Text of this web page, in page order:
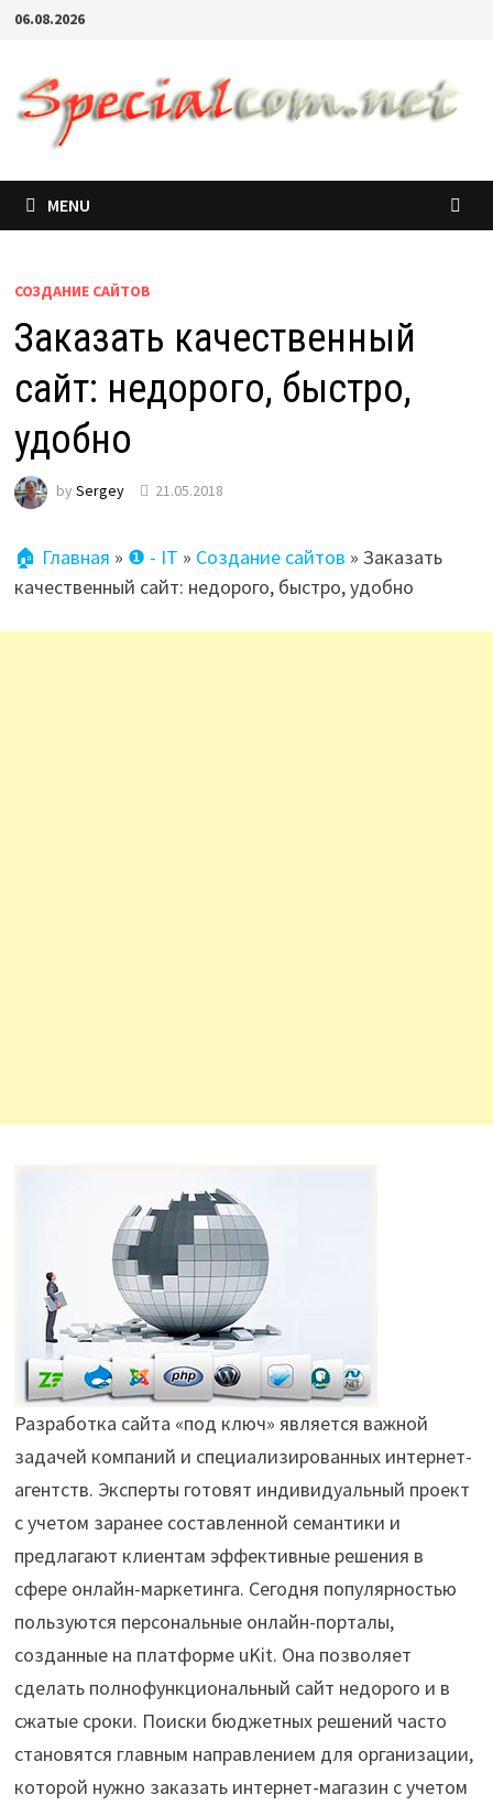
06.08.2026
MENU
СОЗДАНИЕ САЙТОВ
Заказать качественный
сайт: недорого, быстро,
удобно
by Sergey 21.05.2018
🏠 Главная » ❶ - IT » Создание сайтов » Заказать
качественный сайт: недорого, быстро, удобно
Разработка сайта «под ключ» является важной
задачей компаний и специализированных интернет-
агентств. Эксперты готовят индивидуальный проект
с учетом заранее составленной семантики и
предлагают клиентам эффективные решения в
сфере онлайн-маркетинга. Сегодня популярностью
пользуются персональные онлайн-порталы,
созданные на платформе uKit. Она позволяет
сделать полнофункциональный сайт недорого и в
сжатые сроки. Поиски бюджетных решений часто
становятся главным направлением для организации,
которой нужно заказать интернет-магазин с учетом